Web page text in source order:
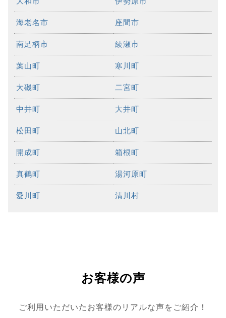
海老名市 座間市
南足柄市 綾瀬市
葉山町 寒川町
大磯町 二宮町
中井町 大井町
松田町 山北町
開成町 箱根町
真鶴町 湯河原町
愛川町 清川村
お客様の声
ご利用いただいたお客様のリアルな声をご紹介！